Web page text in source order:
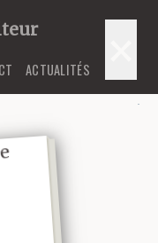
ACTUALITÉS